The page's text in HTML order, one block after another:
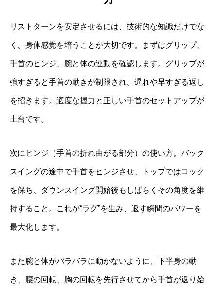
リストターンを安定させるには、技術的な知識だけでな
く、身体感覚を培うことが大切です。まずはグリップ、
手首のヒンジ、腕と体の連動を確認します。グリップが
強すぎると手首の動きが制限され、遅れや早すぎる返し
を招きます。適度な握力と正しい手首のセットアップが
土台です。
次にヒンジ（手首の折れ曲がる部分）の使い方。バック
スイングの途中で手首をヒンジさせ、トップではコック
を保ち、ダウンスイング開始後もしばらくその角度を維
持すること。これが“ラグ”を生み、返す瞬間のパワーを
最大化します。
また腕と体がバラバラに動かないように、下半身の動
き、腰の回転、胸の回転を先行させてから手首が返り始